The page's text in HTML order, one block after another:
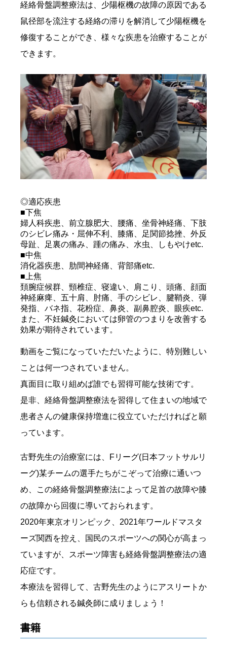
経絡骨盤調整療法は、少陽枢機の故障の原因である
鼠径部を流注する経絡の滞りを解消して少陽枢機を
修復することができ、様々な疾患を治療することが
できます。
◎適応疾患
■下焦
婦人科疾患、前立腺肥大、腰痛、坐骨神経痛、下肢
のシビレ痛み・屈伸不利、膝痛、足関節捻挫、外反
母趾、足裏の痛み、踵の痛み、水虫、しもやけetc.
■中焦
消化器疾患、肋間神経痛、背部痛etc.
■上焦
頚腕症候群、頸椎症、寝違い、肩こり、頭痛、顔面
神経麻痺、五十肩、肘痛、手のシビレ、腱鞘炎、弾
発指、バネ指、花粉症、鼻炎、副鼻腔炎、眼疾etc.
また、不妊鍼灸においては卵管のつまりを改善する
効果が期待されています。
動画をご覧になっていただいたように、特別難しい
ことは何一つされていません。
真面目に取り組めば誰でも習得可能な技術です。
是非、経絡骨盤調整療法を習得して住まいの地域で
患者さんの健康保持増進に役立ていただければと願
っています。
古野先生の治療室には、Fリーグ(日本フットサルリ
ーグ)某チームの選手たちがこぞって治療に通いつ
め、この経絡骨盤調整療法によって足首の故障や膝
の故障から回復に導いておられます。
2020年東京オリンピック、2021年ワールドマスタ
ーズ関西を控え、国民のスポーツへの関心が高まっ
ていますが、スポーツ障害も経絡骨盤調整療法の適
応症です。
本療法を習得して、古野先生のようにアスリートか
らも信頼される鍼灸師に成りましょう！
書籍